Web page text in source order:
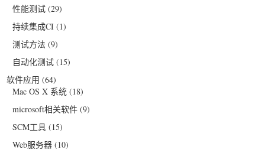
性能测试 (29)
持续集成CI (1)
测试方法 (9)
自动化测试 (15)
软件应用 (64)
Mac OS X 系统 (18)
microsoft相关软件 (9)
SCM工具 (15)
Web服务器 (10)